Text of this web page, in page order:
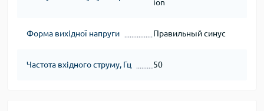
ion
Форма вихідної напруги Правильный синус
Частота вхідного струму, Гц 50